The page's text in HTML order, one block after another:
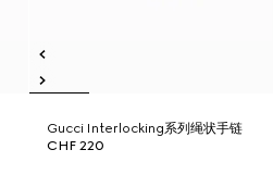
Gucci Interlocking系列绳状手链
CHF 220